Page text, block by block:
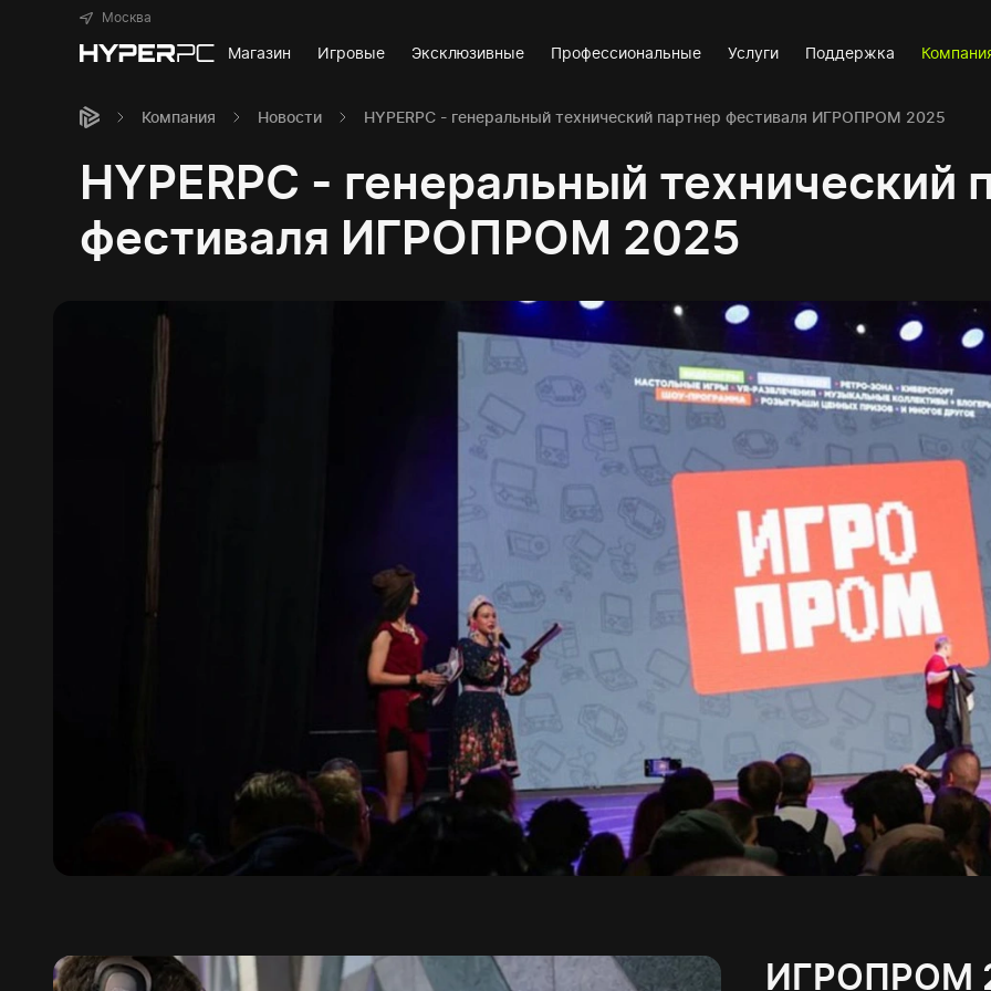
Москва
Магазин Игровые Эксклюзивные Профессиональные Услуги Поддержка
Компания Новости HYPERPC - генеральный технический партнер фестиваля ИГРОПРОМ 2025
HYPERPC - генеральный технический
фестиваля ИГРОПРОМ 2025
ИГРОПРОМ